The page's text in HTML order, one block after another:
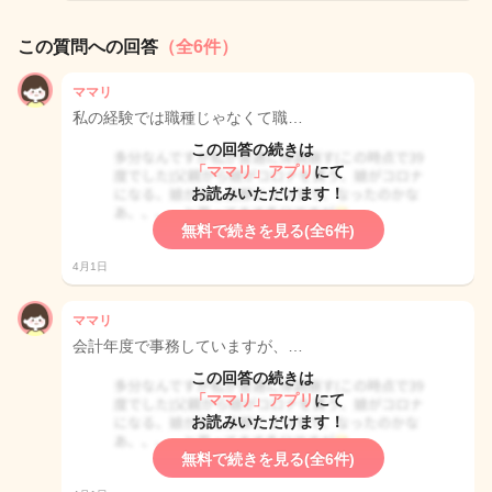
この質問への回答 （全6件）
ママリ
私の経験では職種じゃなくて職…
この回答の続きは
「ママリ」アプリ にて
お読みいただけます！
無料で続きを見る(全6件)
4月1日
ママリ
会計年度で事務していますが、…
この回答の続きは
「ママリ」アプリ にて
お読みいただけます！
無料で続きを見る(全6件)